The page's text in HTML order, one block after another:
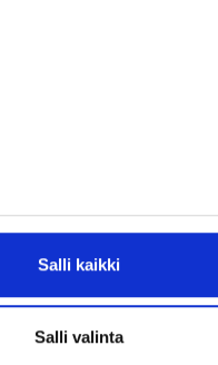
Salli kaikki
Salli valinta
ja poisto
kikkoja ja vinkkejä
nopeuttamiseen"